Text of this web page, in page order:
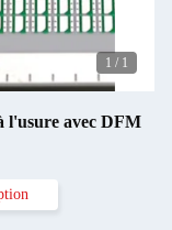
1 / 1
l'usure avec DFM